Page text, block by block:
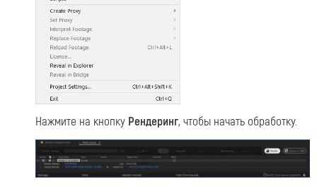
Нажмите на кнопку Рендеринг, чтобы начать обработку.